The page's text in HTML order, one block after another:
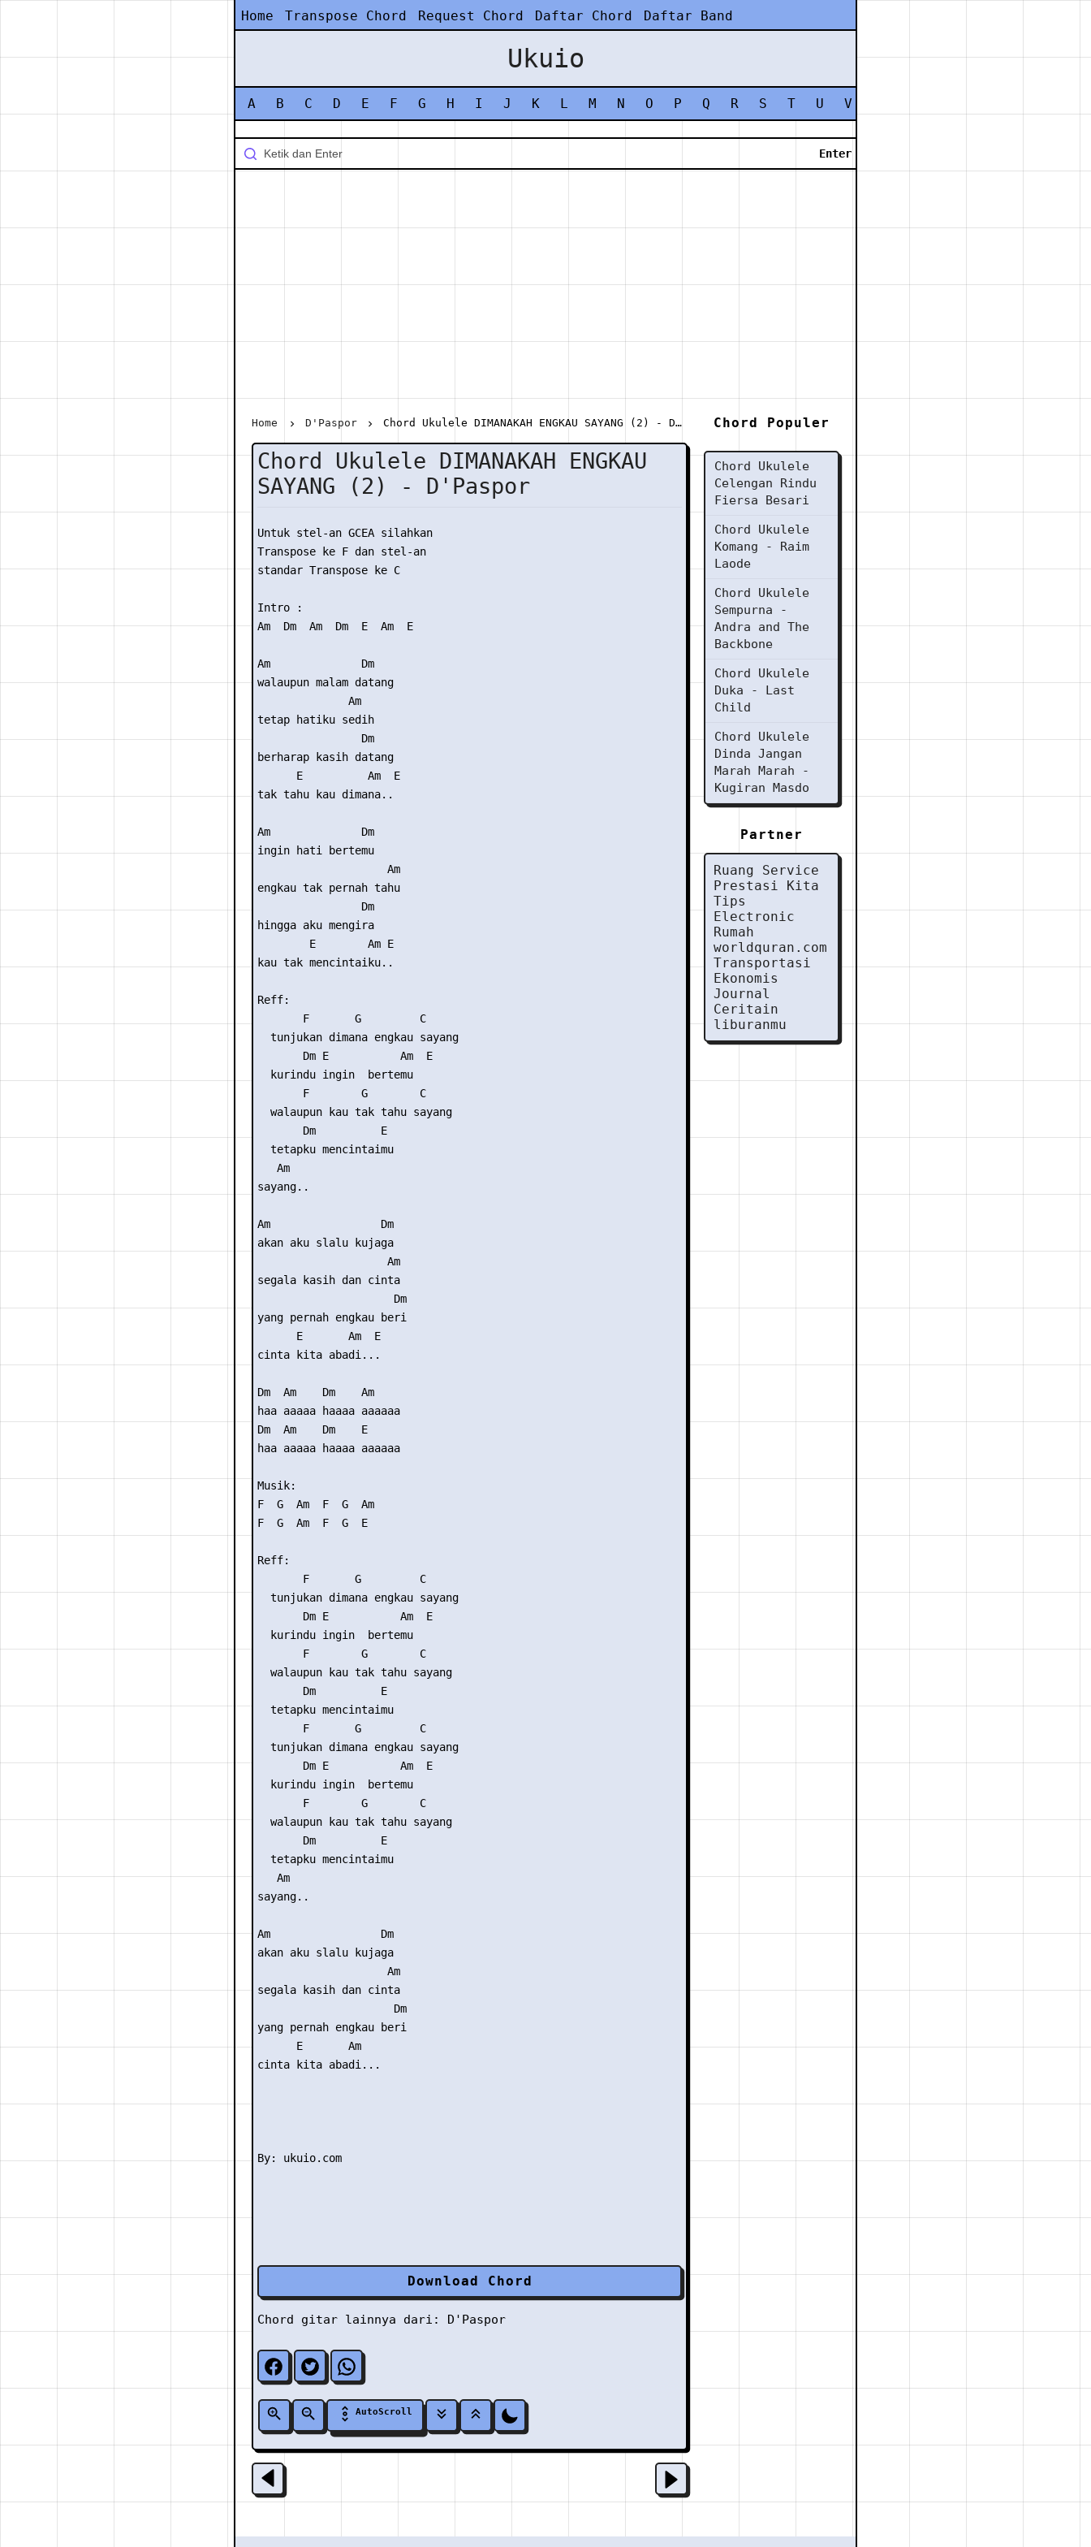
Home Transpose Chord Request Chord Daftar Chord Daftar Band
Ukuio
A B C D E F G H I J K L M N O P Q R S T U V
Home D'Paspor Chord Ukulele DIMANAKAH ENGKAU SAYANG (2) - D'Paspor
Chord Ukulele DIMANAKAH ENGKAU
SAYANG (2) - D'Paspor
Untuk stel-an GCEA silahkan
Transpose ke F dan stel-an
standar Transpose ke C
Intro :
Am  Dm  Am  Dm  E  Am  E
Am              Dm
walaupun malam datang
              Am
tetap hatiku sedih
                Dm
berharap kasih datang
      E          Am  E
tak tahu kau dimana..
Am              Dm
ingin hati bertemu
                    Am
engkau tak pernah tahu
                Dm
hingga aku mengira
        E        Am E
kau tak mencintaiku..
Reff:
       F       G         C
  tunjukan dimana engkau sayang
       Dm E           Am  E
  kurindu ingin  bertemu
       F        G        C
  walaupun kau tak tahu sayang
       Dm          E
  tetapku mencintaimu
   Am
sayang..
Am                 Dm
akan aku slalu kujaga
                    Am
segala kasih dan cinta
                     Dm
yang pernah engkau beri
      E       Am  E
cinta kita abadi...
Dm  Am    Dm    Am
haa aaaaa haaaa aaaaaa
Dm  Am    Dm    E
haa aaaaa haaaa aaaaaa
Musik:
F  G  Am  F  G  Am
F  G  Am  F  G  E
Reff:
       F       G         C
  tunjukan dimana engkau sayang
       Dm E           Am  E
  kurindu ingin  bertemu
       F        G        C
  walaupun kau tak tahu sayang
       Dm          E
  tetapku mencintaimu
       F       G         C
  tunjukan dimana engkau sayang
       Dm E           Am  E
  kurindu ingin  bertemu
       F        G        C
  walaupun kau tak tahu sayang
       Dm          E
  tetapku mencintaimu
   Am
sayang..
Am                 Dm
akan aku slalu kujaga
                    Am
segala kasih dan cinta
                     Dm
yang pernah engkau beri
      E       Am
cinta kita abadi...
Download Chord
Chord gitar lainnya dari: D'Paspor
AutoScroll
Chord Populer
Chord Ukulele
Celengan Rindu
Fiersa Besari
Chord Ukulele
Komang - Raim
Laode
Chord Ukulele
Sempurna -
Andra and The
Backbone
Chord Ukulele
Duka - Last
Child
Chord Ukulele
Dinda Jangan
Marah Marah -
Kugiran Masdo
Partner
Ruang Service
Prestasi Kita
Tips
Electronic
Rumah
worldquran.com
Transportasi
Ekonomis
Journal
Ceritain
liburanmu